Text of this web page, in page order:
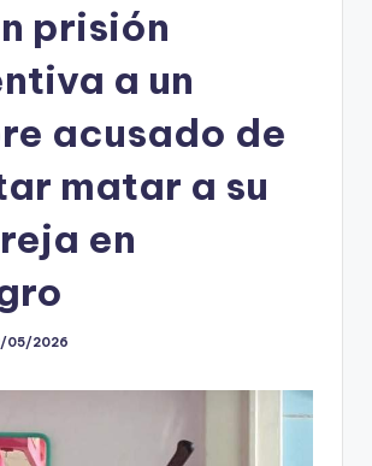
prisión
a un
acusado de
matar a su
en
05/2026